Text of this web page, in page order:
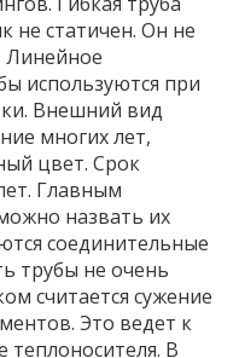
не статичен. Он не
Линейное
используются при
Внешний вид
многих лет,
цвет. Срок
Главным
назвать их
соединительные
трубы не очень
считается сужение
Это ведет к
В